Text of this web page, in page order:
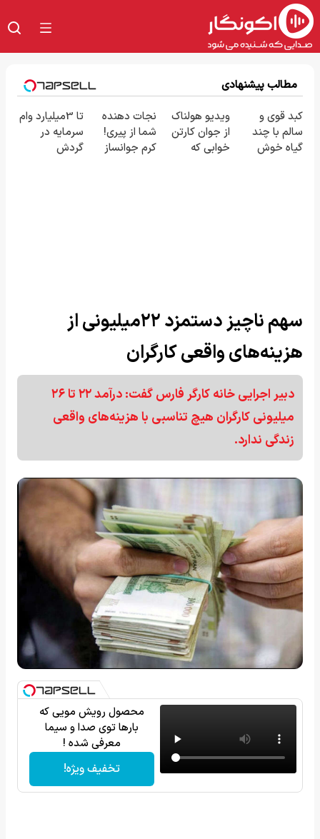
مطالب پیشنهادی
کبد قوی و
سالم با چند
گیاه خوش
ویدیو هولناک
از جوان کارتن
خوابی که
نجات دهنده
شما از پیری!
کرم جوانساز
تا 3میلیارد وام
سرمایه در
گردش
سهم ناچیز دستمزد ۲۲میلیونی از
هزینه‌های واقعی کارگران
دبیر اجرایی خانه کارگر فارس گفت: درآمد ۲۲ تا ۲۶
میلیونی کارگران هیچ تناسبی با هزینه‌های واقعی
زندگی ندارد.
محصول رویش مویی که
بارها توی صدا و سیما
معرفی شده !
تخفیف ویژه!